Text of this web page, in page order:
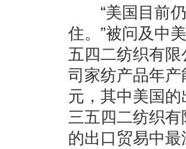
“美国目前仍
住。”被问及中
五四二纺织有
司家纺产品年
元，其中美国
三五四二纺织
的出口贸易中